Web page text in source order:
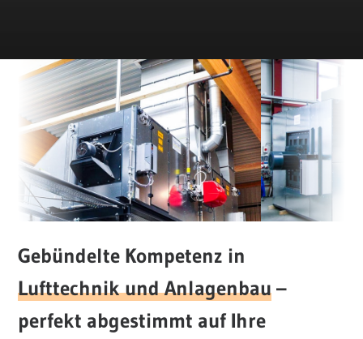
Gebündelte Kompetenz in
Lufttechnik und Anlagenbau–
perfekt abgestimmt auf Ihre